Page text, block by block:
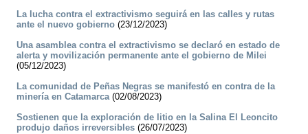
La lucha contra el extractivismo seguirá en las calles y rutas
ante el nuevo gobierno (23/12/2023)
Una asamblea contra el extractivismo se declaró en estado de
alerta y movilización permanente ante el gobierno de Milei
(05/12/2023)
La comunidad de Peñas Negras se manifestó en contra de la
minería en Catamarca(02/08/2023)
Sostienen que la exploración de litio en la Salina El Leoncito
produjo daños irreversibles (26/07/2023)